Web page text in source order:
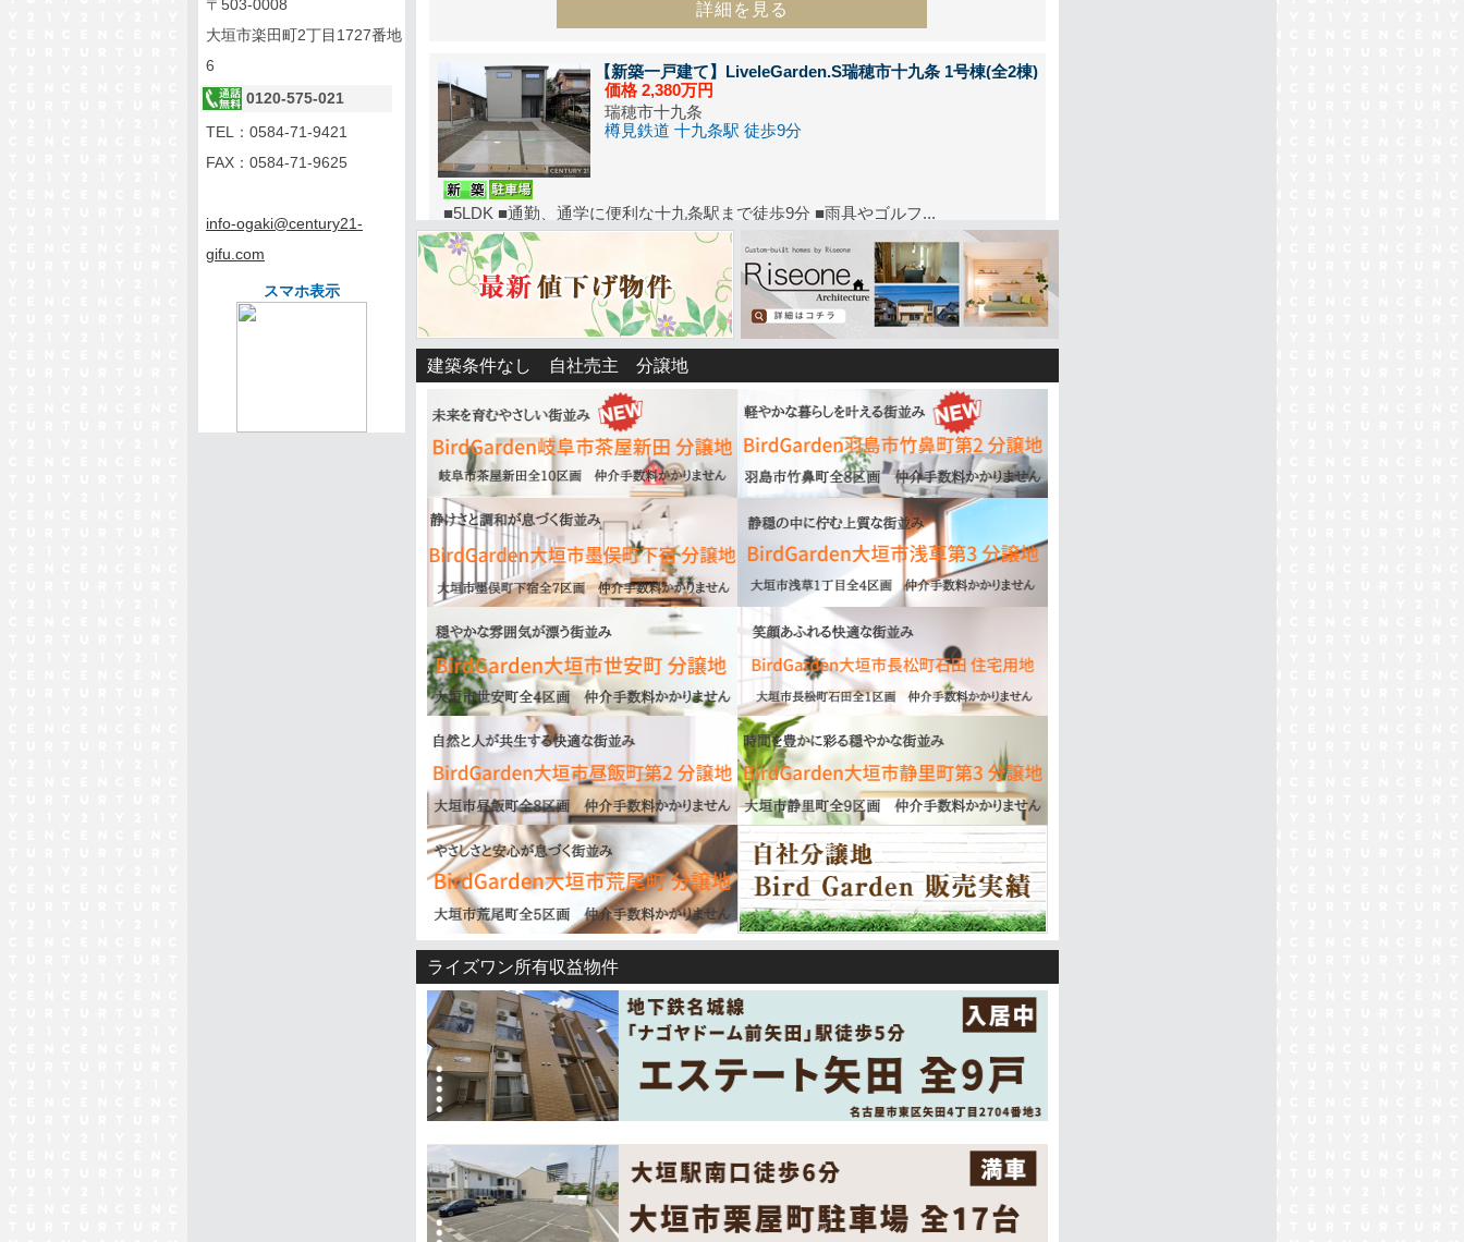
ありがとうございました♬残り2区画！
2026/02/27
【NEW】
売主宅地分譲
BirdGarden岐阜市茶屋新田
全10区画、販売開始しました！詳細は⇒
2026/02/27
【NEW】売主宅地分譲BirdGarden羽島市竹鼻町第2
全8区画、販売開始しました！詳細は⇒
コチラ
2026/02/24
BirdGarden大垣市浅草第3C区画 ご契約！
ありがとうございました♬残り3区画！
売主物件BirdGarden大垣市昼飯町第2
H区画 ご契約！
ありがとうございました♬残り3区画！
2025/12/23
【NEW】売主宅地分譲 BirdGarden大垣市墨俣町下宿
全7区画、販売開始しました！詳細は⇒
コチラ
弊社が岐阜新聞に掲載されました！詳細は⇒コチラ
2025/10/31
【NEW】売主宅地分譲BirdGarden大垣市浅草第3
全4区画、販売開始しました！詳細は⇒コチラ
2025/10/30
売主物件BirdGarden大垣市開発町第3B区画 ご契約！
開発町第3全て完売致しました。ありがとうございました。
2025/10/07
売主物件BirdGarden大垣市静里町第3D区画 ご契約！
ありがとうございました♬残り3区画！
2025/10/02
【駅近】名古屋市東区矢田 共同住宅全9戸
名古屋市東区矢田の共同住宅を取得しました！詳細は⇒
2025/09/04
自社建築・所有
BirdGarden戸建賃貸「OgakiNorthWest」全3棟平屋
おかげ様で満室となりました。ありがとうございました。
2025/09/01
おかげ様で満室となりました。ありがとうございました。
2025/08/22
【駅近】大垣市栗屋町駐車場 全17台
詳細を見る
【新築一戸建て】 LiveleGarden.S瑞穂市十九条 1号棟(全2棟)
価格2,380万円
瑞穂市十九条
樽見鉄道 十九条駅 徒歩9分
■5LDK ■通勤、通学に便利な十九条駅まで徒歩9分 ■雨具やゴルフ...
詳細を見る
【新築一戸建て】 Cradlegarden羽島市小熊町内粟野 1号棟
価格1,890万円
羽島市小熊町内粟野
名鉄竹鼻・羽島線 竹鼻駅 徒歩30分
■前面道路21ｍ、車の出入りがしやすい ■急な雨でも安心、インナーバ...
詳細を見る
【新築一戸建て】Cradlegarden大垣市内原 1号棟(全4棟)
価格2,090万円
大垣市内原
■全居室南向き、日当り良好 ■家事効率の良い水まわり動線 ■季節物も...
詳細を見る
【新築一戸建て】AiTOWN大垣市本今4丁目 1号棟(全2棟)
価格2,790万円
大垣市本今
養老鉄道 美濃青柳駅 徒歩12分
■前面道路6ｍ、北東角地。日当り良好 ■買い物施設充実エリア ■カッ...
詳細を見る
【新築一戸建て】
LiveleGarden.S大垣市青木町 1号棟(全4棟)
価格2,380万円
大垣市青木町
養老鉄道 東赤坂駅 徒歩7分
建築条件なし 自社売主 分譲地
ライズワン所有収益物件
〒503-0008
大垣市楽田町2丁目1727番地
6
0120-575-021
TEL： 0584-71-9421
FAX：0584-71-9625
info-ogaki@century21-
gifu.com
スマホ表示